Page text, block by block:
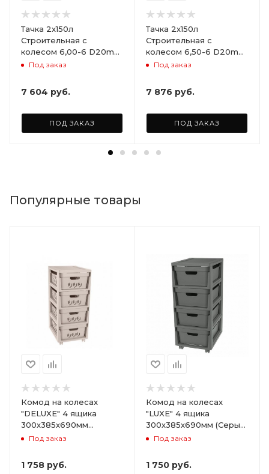
Тачка 2х150л
Строительная с
колесом 6,00-6 D20mm
не сим.ступица (Red
Под заказ
7 604 руб.
ПОД ЗАКАЗ
Тачка 2х150л
Строительная с
колесом 6,50-6 D20mm
не сим.ступица (Red
Под заказ
7 876 руб.
ПОД ЗАКАЗ
Популярные товары
Комод на колесах
"DELUXE" 4 ящика
300х385х690мм
(Светло-бежевый)
Под заказ
1 758 руб.
Комод на колесах
"LUXE" 4 ящика
300х385х690мм (Серый)
ARD258086
Под заказ
1 750 руб.